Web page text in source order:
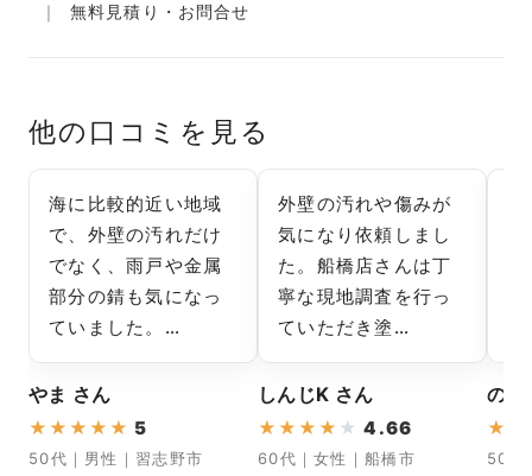
無料見積り・お問合せ
他の口コミを見る
海に比較的近い地域
で、外壁の汚れだけ
でなく、雨戸や金属
部分の錆も気になっ
ていました。…
やま さん
★ ★ ★ ★ ★ 5
50代｜男性｜習志野市
外壁の汚れや傷みが
気になり依頼しまし
た。船橋店さんは丁
寧な現地調査を行っ
ていただき塗…
しんじK さん
★ ★ ★ ★ ★ 4.66
60代｜女性｜船橋市
のぶ
★
50代